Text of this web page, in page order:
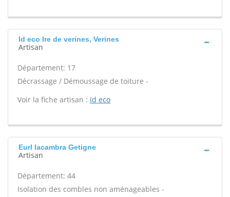
Id eco Ire de verines, Verines
Artisan
Département: 17
Décrassage / Démoussage de toiture -
Voir la fiche artisan : Id eco
Eurl lacambra Getigne
Artisan
Département: 44
Isolation des combles non aménageables -